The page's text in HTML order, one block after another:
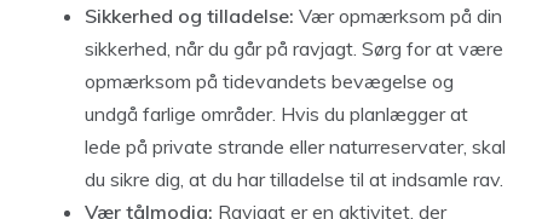
Sikkerhed og tilladelse: Vær opmærksom på din
sikkerhed, når du går på ravjagt. Sørg for at være
opmærksom på tidevandets bevægelse og
undgå farlige områder. Hvis du planlægger at
lede på private strande eller naturreservater, skal
du sikre dig, at du har tilladelse til at indsamle rav.
Vær tålmodig: Ravjagt er en aktivitet, der